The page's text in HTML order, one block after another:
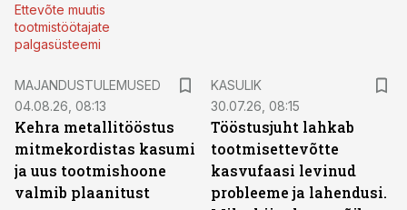
Ettevõte muutis
tootmistöötajate
palgasüsteemi
MAJANDUSTULEMUSED
04.08.26, 08:13
Kehra metallitööstus
mitmekordistas kasumi
ja uus tootmishoone
valmib plaanitust
KASULIK
30.07.26, 08:15
Tööstusjuht lahkab
tootmisettevõtte
kasvufaasi levinud
probleeme ja lahendusi.